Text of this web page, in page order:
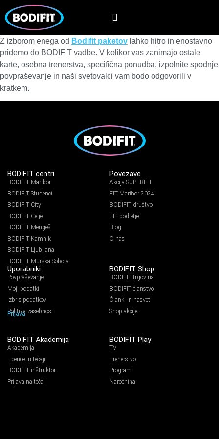
Z izborom enega od Bodifit paketov lahko hitro in enostavno
pridemo do BODIFIT vadbe. V kolikor vas zanimajo ostale
karte, osebna trenerstva, specifična ponudba, izpolnite spodnje
povpraševanje in naši svetovalci vam bodo odgovorili v
kratkem.
BODIFIT centri
BODIFIT Maribor
BODIFIT Studenci
BODIFIT City
BODIFIT Celje
BODIFIT Mengeš
BODIFIT Kamnik
BODIFIT Ljubljana
BODIFIT Murska Sobota
Povezave
Akcija SUPERFIT
FIT Maribor 2024
BODIFIT društvo
FIT podjetje
Blog
O nas
Uporabniki
Povpraševanje
Moji podatki
Izbris podatkov
Politika zasebnosti
Prijava
BODIFIT Shop
BODIFIT trgovina
BODIFIT članstvo
Članki in nasveti
Shop akcije
BODIFIT Akademija
Akademija
Licence in tečaji
BODIFIT inštruktor
Prijava na tečaj
BODIFIT Play
TV
Trenerstvo
Programi
Naročnina